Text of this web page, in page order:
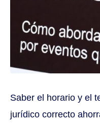
Saber el horario y el
jurídico correcto